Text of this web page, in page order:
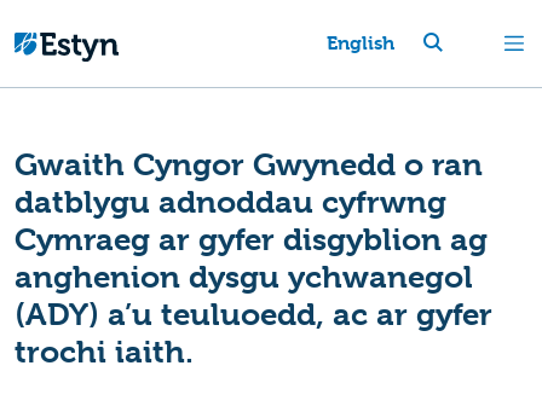
English
Gwaith Cyngor Gwynedd o ran
datblygu adnoddau cyfrwng
Cymraeg ar gyfer disgyblion ag
anghenion dysgu ychwanegol
(ADY) a’u teuluoedd, ac ar gyfer
trochi iaith.